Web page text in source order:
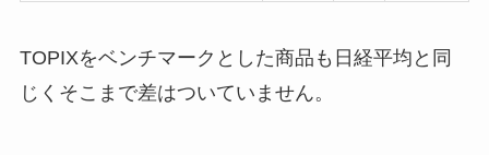
TOPIXをベンチマークとした商品も日経平均と同
じくそこまで差はついていません。